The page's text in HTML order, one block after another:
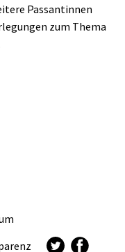
Passantinnen
zum Thema